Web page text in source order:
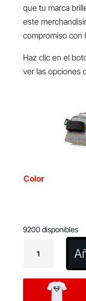
que tu marca
este
compromiso con
Haz clic en el
ver las opciones
Color
9200 disponibles
cantidad